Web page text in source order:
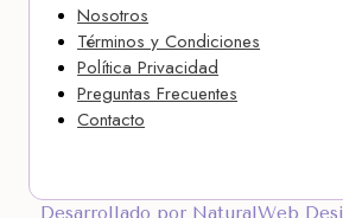
Nosotros
Términos y Condiciones
Política Privacidad
Preguntas Frecuentes
Contacto
Desarrollado por NaturalWeb